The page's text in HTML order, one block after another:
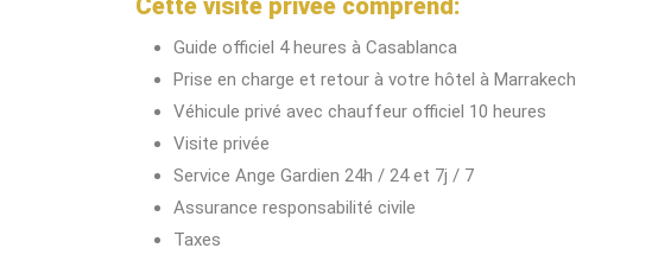
Cette visite privée comprend:
Guide officiel 4 heures à Casablanca
Prise en charge et retour à votre hôtel à Marrakech
Véhicule privé avec chauffeur officiel 10 heures
Visite privée
Service Ange Gardien 24h / 24 et 7j / 7
Assurance responsabilité civile
Taxes